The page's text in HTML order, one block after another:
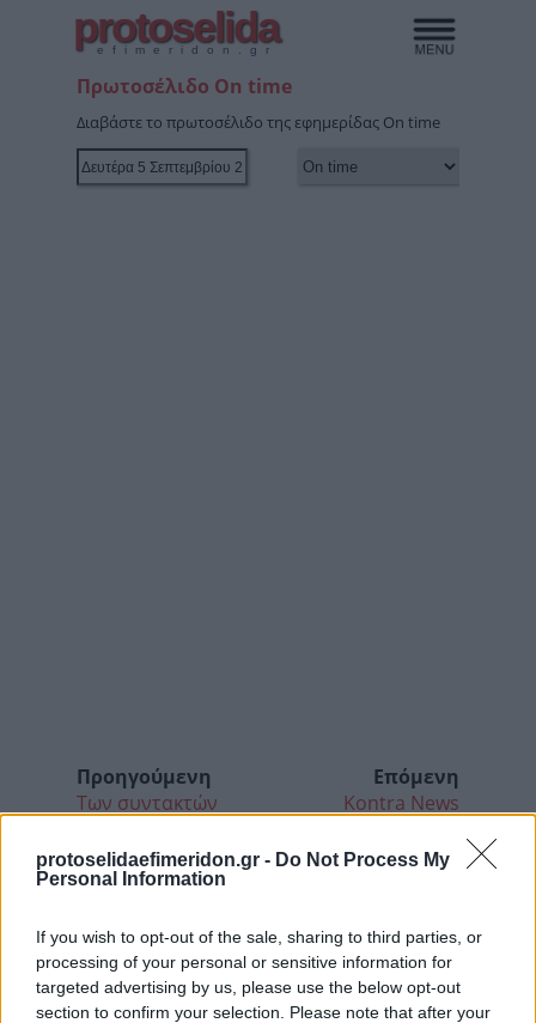
protoselidaefimeridon.gr - Do Not Process My
Personal Information
If you wish to opt-out of the sale, sharing to third parties, or
processing of your personal or sensitive information for
targeted advertising by us, please use the below opt-out
section to confirm your selection. Please note that after your
protoselida
efimeridon.gr
Πρωτοσέλιδο On time
Διαβάστε το πρωτοσέλιδο της εφημερίδας On time
Προηγούμενη
Των συντακτών
Επόμενη
Kontra News